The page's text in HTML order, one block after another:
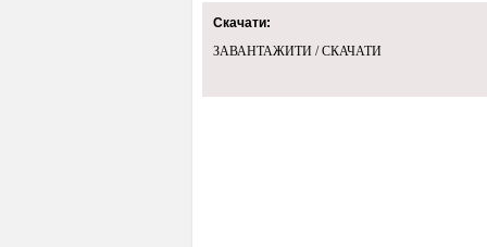
Скачати:
ЗАВАНТАЖИТИ / СКАЧАТИ